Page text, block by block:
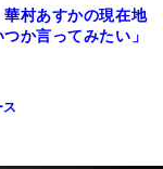
村あすかの現在地
か言ってみたい」